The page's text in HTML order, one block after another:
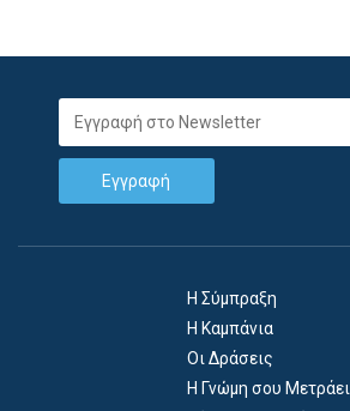
Email:
Η Σύμπραξη
Η Καμπάνια
Οι Δράσεις
Η Γνώμη σου Μετράει